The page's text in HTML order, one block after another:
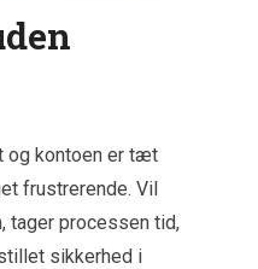
og kontoen er tæt
frustrerende. Vil
tager processen tid,
sikkerhed i